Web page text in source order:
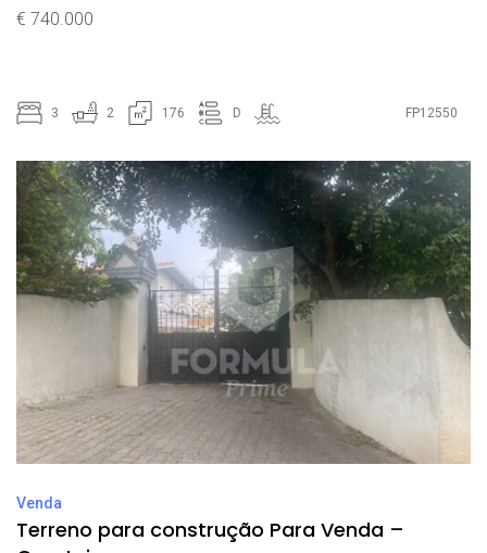
€ 740.000
3 2 176 D FP12550
Venda
Terreno para construção Para Venda –